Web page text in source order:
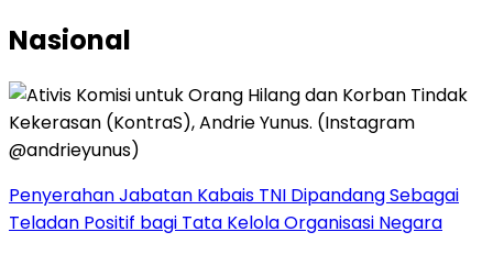
Nasional
Penyerahan Jabatan Kabais TNI Dipandang Sebagai
Teladan Positif bagi Tata Kelola Organisasi Negara